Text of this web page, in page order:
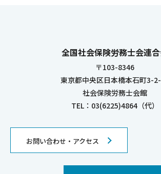
全国社会保険労務士会連
〒103-8346
東京都中央区日本橋本石町3-
社会保険労務士会館
TEL：03(6225)4864（代）
お問い合わせ・アクセス